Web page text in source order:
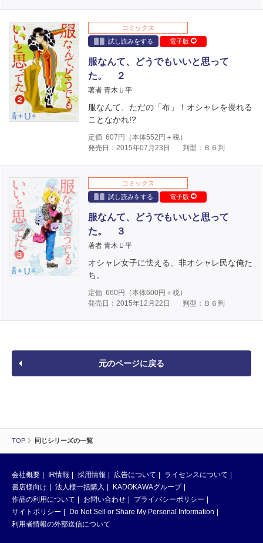
TOP 同じシリーズの一覧
コミックス
試し読みをする
電子版
服なんて、どうでもいいと思って
た。 ２
著者 青木Ｕ平
服なんて、ただの「布」！オシャレを畏れる
ことなかれ!?
定価 607 円（本体552 円＋税）
発売日：2015年07月23日
判型：Ｂ６判
コミックス
試し読みをする
電子版
服なんて、どうでもいいと思って
た。 ３
著者 青木Ｕ平
オシャレ女子に怯える、非オシャレ民な俺た
ち。
定価 660円（本体600円＋税）
発売日：2015年12月22日
判型：Ｂ６判
元のページに戻る
会社概要 IR情報 採用情報 広告について
ライセンスについて
書店様向け
法人様一括購入
KADOKAWAグループ
作品の利用について
お問い合わせ
プライバシーポリシー
サイトポリシー
Do Not Sell or Share My Personal Information
利用者情報の外部送信について